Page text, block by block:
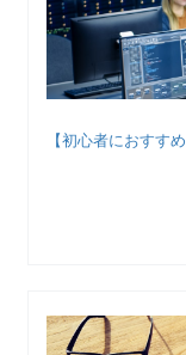
【初心者におすす